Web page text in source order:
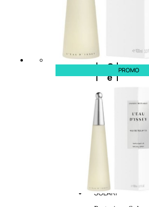
Cera
e
capelli
SOLARI
PROMO